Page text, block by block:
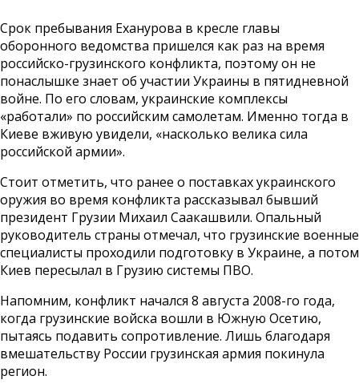
Срок пребывания Еханурова в кресле главы
оборонного ведомства пришелся как раз на время
российско-грузинского конфликта, поэтому он не
понаслышке знает об участии Украины в пятидневной
войне. По его словам, украинские комплексы
«работали» по российским самолетам. Именно тогда в
Киеве вживую увидели, «насколько велика сила
российской армии».
Стоит отметить, что ранее о поставках украинского
оружия во время конфликта рассказывал бывший
президент Грузии Михаил Саакашвили. Опальный
руководитель страны отмечал, что грузинские военные
специалисты проходили подготовку в Украине, а потом
Киев пересылал в Грузию системы ПВО.
Напомним, конфликт начался 8 августа 2008-го года,
когда грузинские войска вошли в Южную Осетию,
пытаясь подавить сопротивление. Лишь благодаря
вмешательству России грузинская армия покинула
регион.